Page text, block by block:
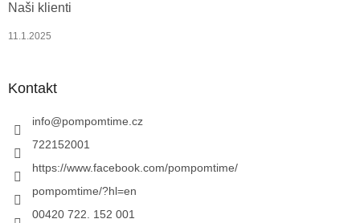
Naši klienti
11.1.2025
Kontakt
info@pompomtime.cz
722152001
https://www.facebook.com/pompomtime/
pompomtime/?hl=en
00420 722. 152 001